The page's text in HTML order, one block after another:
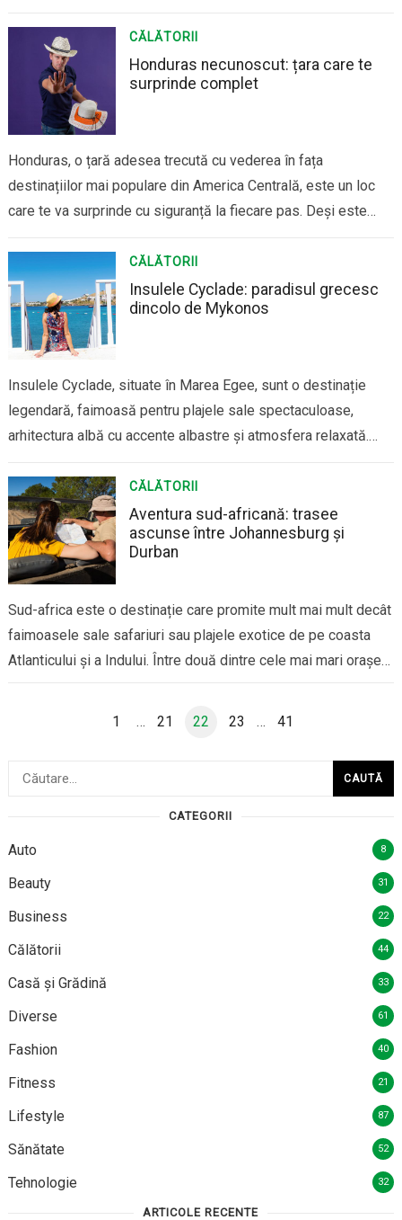
lucrează în medii prăfuite sau aglomerate, ideea unei tastaturi
care se…
CĂLĂTORII
Honduras necunoscut: țara care te
surprinde complet
Honduras, o țară adesea trecută cu vederea în fața
destinațiilor mai populare din America Centrală, este un loc
care te va surprinde cu siguranță la fiecare pas. Deși este
arheologice mayașe, Honduras ascunde o mulțime de comori
neexplorate care merită descoperite….
CĂLĂTORII
Insulele Cyclade: paradisul grecesc
dincolo de Mykonos
Insulele Cyclade, situate în Marea Egee, sunt o destinație
legendară, faimoasă pentru plajele sale spectaculoase,
arhitectura albă cu accente albastre și atmosfera relaxată.
aglomerate insule din această regiune, Cycladele ascund
multe colțuri ascunse care merită descoperite, locuri unde
tradițiile sunt păstrate…
CĂLĂTORII
Aventura sud-africană: trasee
ascunse între Johannesburg și
Durban
Sud-africa este o destinație care promite mult mai mult decât
faimoasele sale safariuri sau plajele exotice de pe coasta
Atlanticului și a Indului. Între două dintre cele mai mari orașe
1 … 21 22 23 … 41
Caută
după:
CATEGORII
Auto 8
Beauty 31
Business 22
Călătorii 44
Casă și Grădină 33
Diverse 61
Fashion 40
Fitness 21
Lifestyle 87
Sănătate 52
Tehnologie 32
ARTICOLE RECENTE